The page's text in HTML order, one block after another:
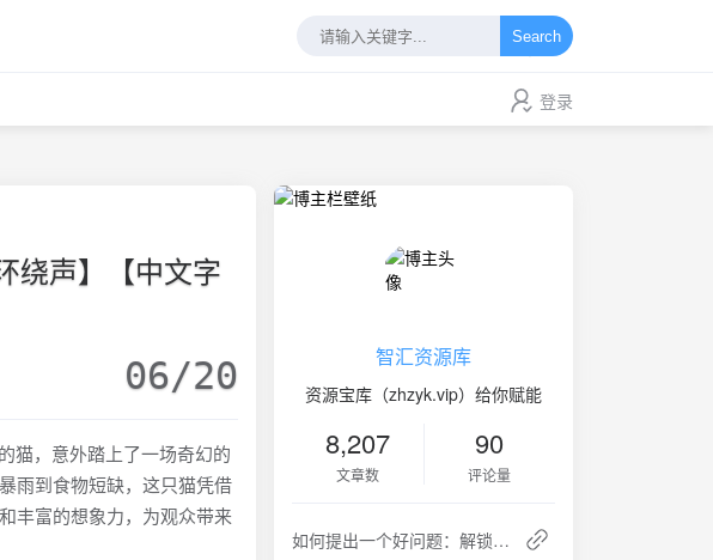
Search
登录
绕声】【中文字
06/20
猫，意外踏上了一场奇幻的
雨到食物短缺，这只猫凭借
丰富的想象力，为观众带来
智汇资源库
资源宝库（zhzyk.vip）给你赋能
8,207
文章数
90
评论量
如何提出一个好问题：解锁生活与工作的关键